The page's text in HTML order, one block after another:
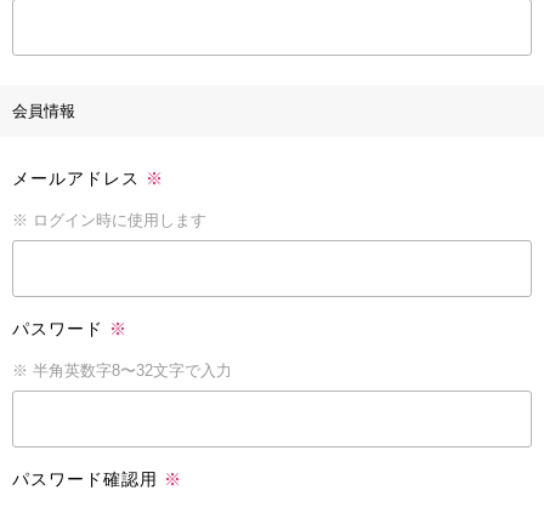
会員情報
メールアドレス ※
※ ログイン時に使用します
パスワード ※
※ 半角英数字8〜32文字で入力
パスワード確認用 ※